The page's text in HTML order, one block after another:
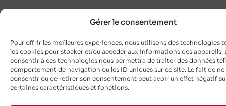
Gérer le consentement
Pour offrir les meilleures expériences, nous utilisons des technologies
les cookies pour stocker et/ou accéder aux informations des appareils.
consentir à ces technologies nous permettra de traiter des données
comportement de navigation ou les ID uniques sur ce site. Le fait de ne
consentir ou de retirer son consentement peut avoir un effet négatif
certaines caractéristiques et fonctions.